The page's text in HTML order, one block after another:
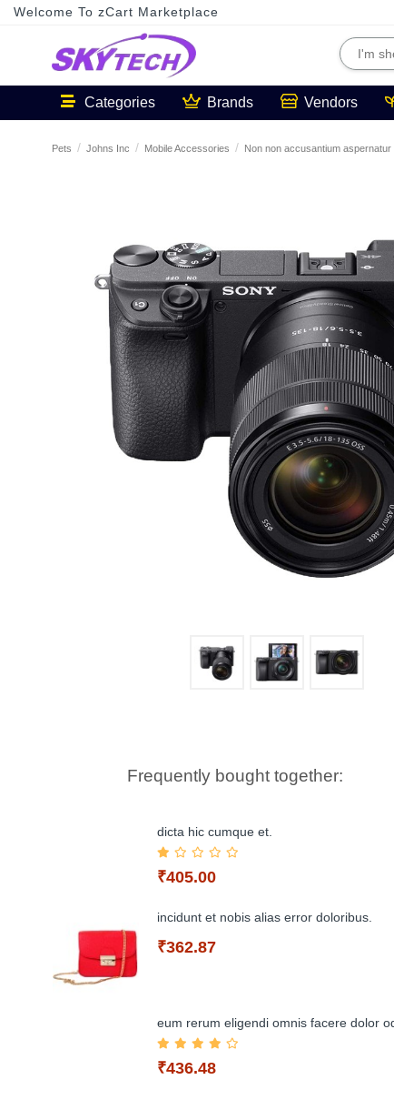
Welcome To zCart Marketplace
Categories Brands Vendors
Pets Johns Inc Mobile Accessories Non non accusantium aspernatur
Frequently bought together:
dicta hic cumque et.
₹405.00
incidunt et nobis alias error doloribus.
₹362.87
eum rerum eligendi omnis facere dolor
₹436.48